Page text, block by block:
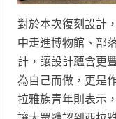
對於本次復刻設計
中走進博物館、部
計，讓設計蘊含更
為自己而做，更是
拉雅族青年則表示